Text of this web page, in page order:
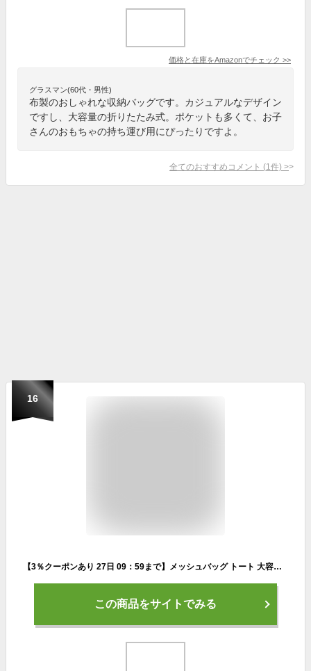
価格と在庫をAmazonでチェック >>
グラスマン(60代・男性)
布製のおしゃれな収納バッグです。カジュアルなデザイン
ですし、大容量の折りたたみ式。ポケットも多くて、お子
さんのおもちゃの持ち運び用にぴったりですよ。
全てのおすすめコメント (1 件) >
16
【3％クーポンあり 27日 09：59まで】メッシュバッグ トート 大容量 プール 砂場バッグ 水泳 海水浴 バッグ メッシュバッグ トート 夏 バッグ トート メッシュトートビーチバッグ プールバッグ キッズ 丈夫 外遊び レディース バッグ夏 収納バッグ人気
この商品をサイトでみる